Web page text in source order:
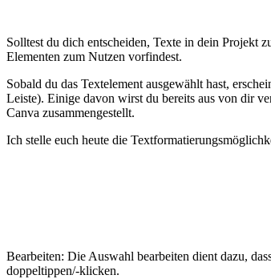
Solltest du dich entscheiden, Texte in dein Projekt
Elementen zum Nutzen vorfindest.
Sobald du das Textelement ausgewählt hast,
Leiste). Einige davon wirst du bereits aus von dir
Canva zusammengestellt.
Ich stelle euch heute die
Bearbeiten: Die Auswahl bearbeiten dient dazu,
doppeltippen/-klicken.